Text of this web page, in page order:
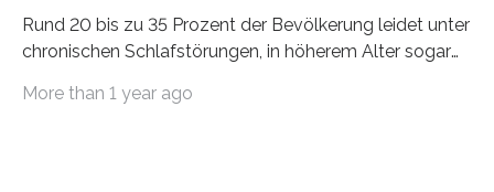
Rund 20 bis zu 35 Prozent der Bevölkerung leidet unter
chronischen Schlafstörungen, in höherem Alter sogar
Erwachsene kennt zudem ein kurzfristiges Schlafdefizit:
More than 1 year ago